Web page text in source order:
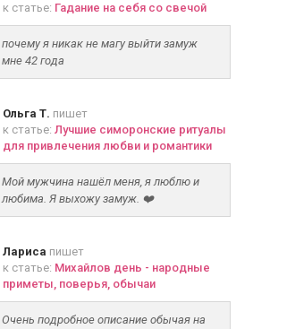
к статье: Гадание на себя со свечой
почему я никак не магу выйти замуж
мне 42 года
Ольга Т. пишет
к статье: Лучшие симоронские ритуалы
для привлечения любви и романтики
Мой мужчина нашёл меня, я люблю и
любима. Я выхожу замуж. ❤️
Лариса пишет
к статье: Михайлов день - народные
приметы, поверья, обычаи
Очень подробное описание обычая на